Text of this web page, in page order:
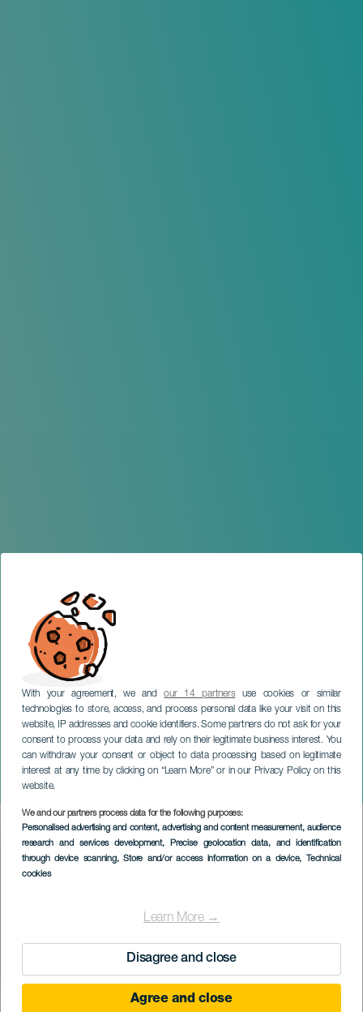
With your agreement, we andour 14 partnersuse cookies or similar
technologies to store, access, and process personal data like your visit on this
website, IP addresses and cookie identifiers. Some partners do not ask for your
consent to process your data and rely on their legitimate business interest. You
can withdraw your consent or object to data processing based on legitimate
interest at any time by clicking on “Learn More” or in our Privacy Policy on this
website.
We and our partners process data for the following purposes:
Personalised advertising and content, advertising and content measurement, audience
research and services development, Precise geolocation data, and identification
through device scanning, Store and/or access information on a device, Technical
cookies
Learn More →
Disagree and close
Agree and close
University Halloween XL
GRAN CANARIA
Imagen
Listado